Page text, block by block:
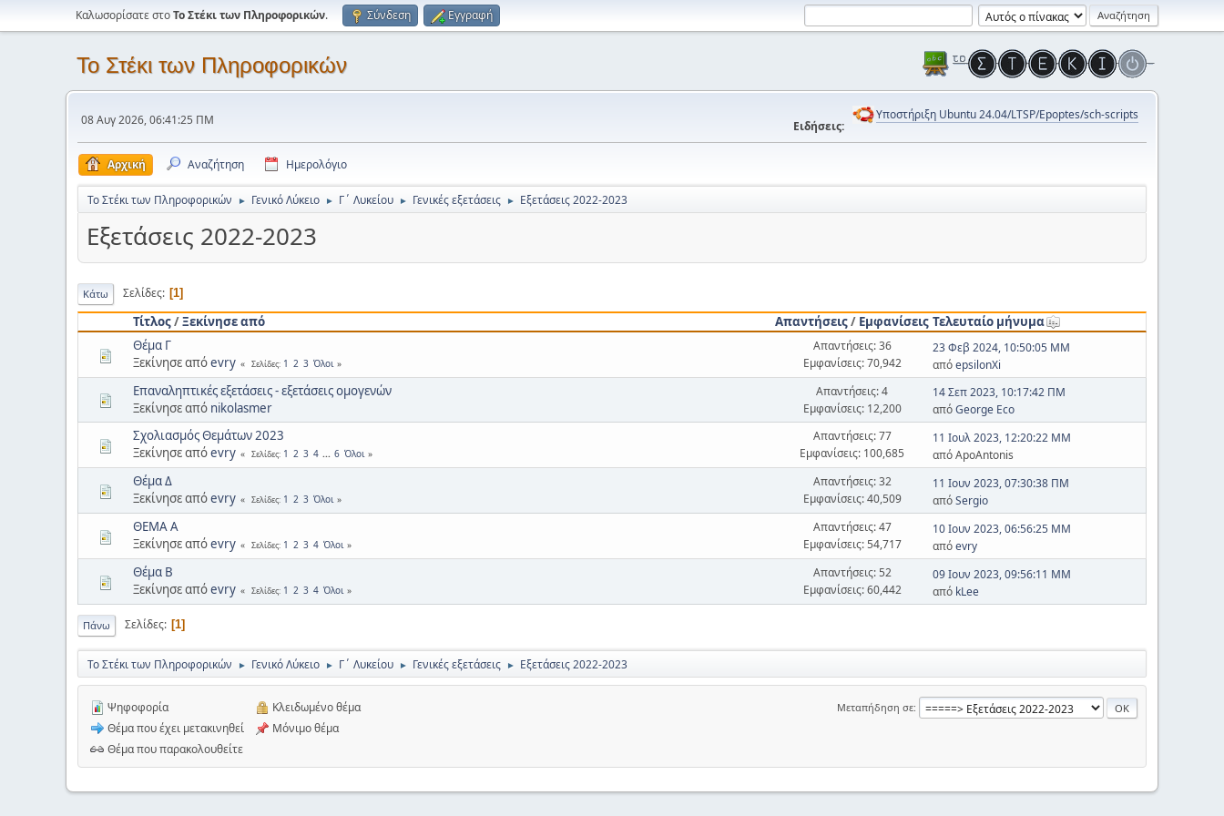
Καλωσορίσατε στοΤο Στέκι των Πληροφορικών. Σύνδεση Εγγραφή
Το Στέκι των Πληροφορικών
08 Αυγ 2026, 06:41:25 ΠΜ Ειδήσεις:
Υποστήριξη Ubuntu 24.04/LTSP/Epoptes/sch-scripts
Αρχική Αναζήτηση Ημερολόγιο
Το Στέκι των Πληροφορικών ► Γενικό Λύκειο ► Γ΄ Λυκείου ► Γενικές εξετάσεις ► Εξετάσεις 2022-2023
Εξετάσεις 2022-2023
Κάτω Σελίδες 1
Τίτλος/Ξεκίνησε από Απαντήσεις/ Εμφανίσεις Τελευταίο μήνυμα
Θέμα Γ
Ξεκίνησε απόevry Σελίδες 1 2 3 Όλοι
Απαντήσεις: 36
Εμφανίσεις: 70,942
23 Φεβ 2024, 10:50:05 ΜΜ
απόepsilonXi
Επαναληπτικές εξετάσεις - εξετάσεις ομογενών
Ξεκίνησε από nikolasmer
Απαντήσεις: 4
Εμφανίσεις: 12,200
14 Σεπ 2023, 10:17:42 ΠΜ
απόGeorge Eco
Σχολιασμός Θεμάτων 2023
Ξεκίνησε απόevry Σελίδες 1 2 3 4 ... 6 Όλοι
Απαντήσεις: 77
Εμφανίσεις: 100,685
11 Ιουλ 2023, 12:20:22 ΜΜ
από ApoAntonis
Θέμα Δ
Ξεκίνησε απόevry Σελίδες 1 2 3 Όλοι
Απαντήσεις: 32
Εμφανίσεις: 40,509
11 Ιουν 2023, 07:30:38 ΠΜ
απόSergio
ΘΕΜΑ Α
Ξεκίνησε απόevry Σελίδες 1 2 3 4 Όλοι
Απαντήσεις: 47
Εμφανίσεις: 54,717
10 Ιουν 2023, 06:56:25 ΜΜ
απόevry
Θέμα Β
Ξεκίνησε απόevry Σελίδες 1 2 3 4 Όλοι
Απαντήσεις: 52
Εμφανίσεις: 60,442
09 Ιουν 2023, 09:56:11 ΜΜ
από kLee
Πάνω Σελίδες 1
Το Στέκι των Πληροφορικών ► Γενικό Λύκειο ► Γ΄ Λυκείου ► Γενικές εξετάσεις ► Εξετάσεις 2022-2023
Μεταπήδηση σε
Ψηφοφορία
Θέμα που έχει μετακινηθεί
Κλειδωμένο θέμα
Μόνιμο θέμα
Θέμα που παρακολουθείτε